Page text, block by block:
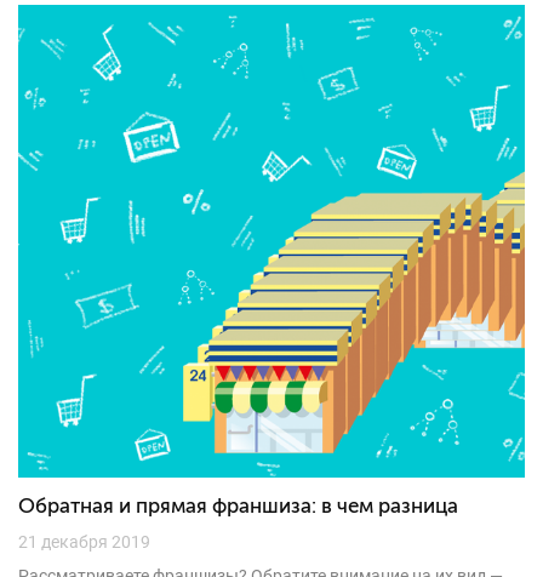
Обратная и прямая франшиза: в чем разница
21 декабря 2019